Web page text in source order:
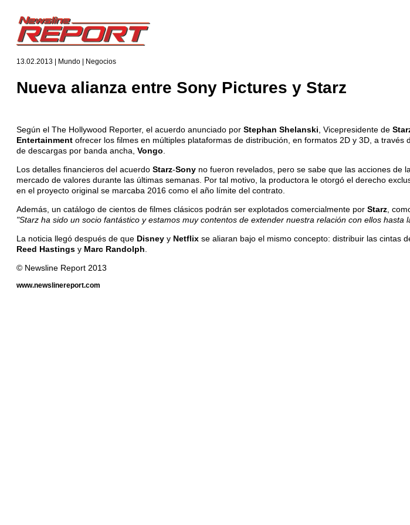
13.02.2013 | Mundo | Negocios
Nueva alianza entre Sony Pictures y Starz
Según el The Hollywood Reporter, el acuerdo anunciado por Stephan Shelanski , Vicepresidente de
Entertainment ofrecer los filmes en múltiples plataformas de distribución, en formatos 2D y 3D, a
de descargas por banda ancha, Vongo
Los detalles financieros del acuerdo Starz-Sony no fueron revelados, pero se sabe que las acciones de
mercado de valores durante las últimas semanas. Por tal motivo, la productora le otorgó el derecho
en el proyecto original se marcaba 2016 como el año límite del contrato.
Además, un catálogo de cientos de filmes clásicos podrán ser explotados comercialmente por Starz ,
"Starz ha sido un socio fantástico y estamos muy contentos de extender nuestra relación con ellos hasta
La noticia llegó después de que Disney y Netflix se aliaran bajo el mismo concepto: distribuir las cintas
Reed Hastings y Marc Randolph
© Newsline Report 2013
www.newslinereport.com